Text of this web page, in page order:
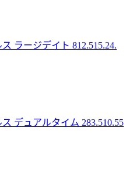
ラージデイト 812.515.24.
デュアルタイム 283.510.55